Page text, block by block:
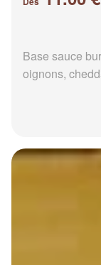
Base sauce
oignons,